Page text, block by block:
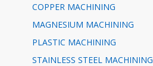
COPPER MACHINING
MAGNESIUM MACHINING
PLASTIC MACHINING
STAINLESS STEEL MACHINING